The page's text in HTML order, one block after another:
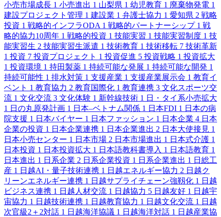
小売市場成長 1 小売進出 1 山梨県 1 幼児教育 1 廃棄物発電 1
建設プロジェクト管理 1 建設業 1 弁護士協力 1 愛知県 2 戦略
投資 1 戦略的インフラODA 1 戦略的パートナーシップ 1 戦
略的協力10周年 1 戦略的投資 1 技能実習 1 技能実習制度 1 技
能実習生 2 技能実習生派遣 1 技術教育 1 技術移転 7 技術革新
1 投資 7 投資プロジェクト 1 投資促進 5 投資戦略 1 投資拡大
1 投資環境 1 持田製薬 1 持続可能な発展 1 持続可能な開発 1
持続可能性 1 排水対策 1 支援産業 1 支援産業展示会 1 教育イ
ベント 1 教育協力 2 教育国際化 1 教育連携 3 文化スポーツ交
流 1 文化交流 3 文化体験 1 新幹線技術 1 日・タイ系小売拡大
1 日の丸原発計画 1 日本–ベトナム関係 1 日本FDI 1 日本の病
院支援 1 日本バイヤー 1 日本ファッション 1 日本企業 4 日本
企業の投資 1 日本企業連携 1 日本企業進出 2 日本大使接見 1
日本小売センター 1 日本市場 2 日本市場進出 1 日本式介護 1
日本投資 1 日本投資拡大 1 日本語教科書導入 1 日本語教育 1
日本進出 1 日系企業 2 日系企業投資 1 日系企業進出 1 日総工
産 1 日越AI・量子技術連携 1 日越エネルギー協力 2 日越ク
リーンエネルギー連携 1 日越サプライチェーン強靱化 1 日越
ビジネス連携 1 日越人材交流 1 日越協力 5 日越友好 1 日越宇
宙協力 1 日越技術連携 1 日越教育協力 1 日越文化交流 1 日越
次官級2＋2対話 1 日越海洋協議 1 日越海洋対話 1 日越産業協